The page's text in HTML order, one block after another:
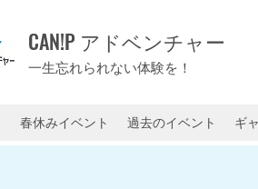
CAN!P アドベンチャー
一生忘れられない体験を！
春休みイベント 過去のイベント ギ